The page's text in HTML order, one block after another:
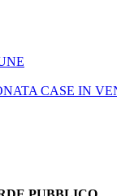
CASE IN